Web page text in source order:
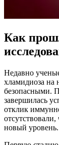
Как
Недавно
хламидиоза на
безопасными.
завершилась
отклик
новый уровень.